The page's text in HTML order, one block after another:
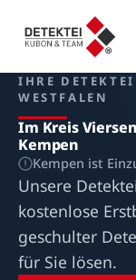
IHRE
WESTFALEN
Im Kreis
Kempen
Kempen ist
Unsere
kostenlose
geschulter
für Sie lösen.